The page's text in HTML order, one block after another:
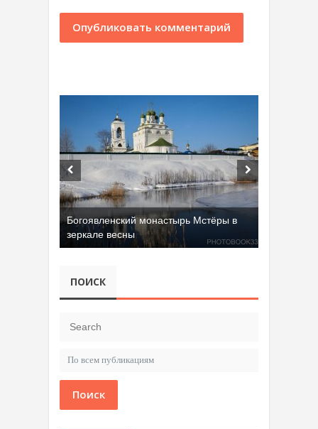
Богоявленский монастырь Мстёры в
зеркале весны
ПОИСК
Поиск